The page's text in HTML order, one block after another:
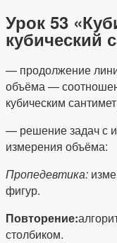
Урок 53
кубический
— продолжение
объёма —
кубическим
— решение задач с
измерения объёма:
Пропедевтика:
фигур.
Повторение:
столбиком.